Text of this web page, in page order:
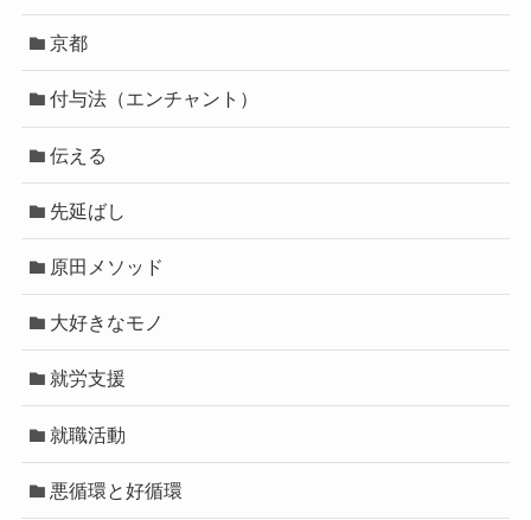
京都
付与法（エンチャント）
伝える
先延ばし
原田メソッド
大好きなモノ
就労支援
就職活動
悪循環と好循環